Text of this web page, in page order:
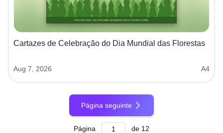
Cartazes de Celebração do Dia Mundial das Florestas
Aug 7, 2026 A4
Página seguinte
Página de 12